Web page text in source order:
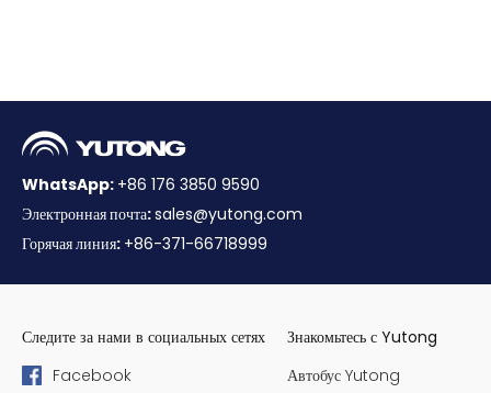
WhatsApp: +86 176 3850 9590
Электронная почта:sales@yutong.com
Горячая линия: +86-371-66718999
Следите за нами в социальных сетях
Facebook
Знакомьтесь с Yutong
Автобус Yutong